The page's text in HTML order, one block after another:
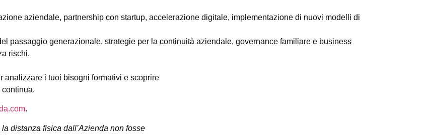
aziendale, partnership con startup, accelerazione digitale, implementazione di nuovi modelli di
passaggio generazionale, strategie per la continuità aziendale, governance familiare e business
rischi.
analizzare i tuoi bisogni formativi e scoprire
.
distanza fisica dall’Azienda non fosse